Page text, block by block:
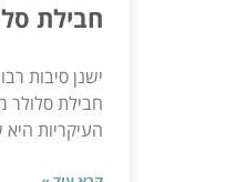
חבילת
ישנן סיבות
חבילת סלולר
העיקריות